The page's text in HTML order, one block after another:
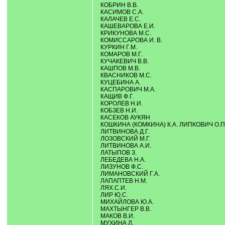
КОБРИН В.В.
КАСИМОВ С.А.
КАЛАЧЕВ Е.С.
КАШЕВАРОВА Е.И.
КРИКУНОВА М.С.
КОМИССАРОВА И. В.
КУРКИН Г.М.
КОМАРОВ М.Г.
КУЧАКЕВИЧ В.В.
КАШПОВ М.В.
КВАСНИКОВ М.С.
КУЦЕБИНА А.
КАСПАРОВИЧ М.А.
КАЩИВ Ф.Г.
КОРОЛЕВ Н.И.
КОБЗЕВ Н.И.
КАСЕКОВ АУКЯН
КОШКИНА (КОМКИНА) К.А. ЛИПКОВИЧ
ЛИТВИНОВА Д.Г.
ЛОЗОВСКИЙ М.Г.
ЛИТВИНОВА А.И.
ЛАТЫПОВ З.
ЛЕБЕДЕВА Н.А.
ЛИЗУНОВ Ф.С.
ЛИМАНОВСКИЙ Г.А.
ЛАПАПТЕВ Н.М.
ЛЯХ.С.И.
ЛИР Ю.С.
МИХАЙЛОВА Ю.А.
МАХТЫНГЕР В.В.
МАКОВ В.И.
МУХИНА Л.